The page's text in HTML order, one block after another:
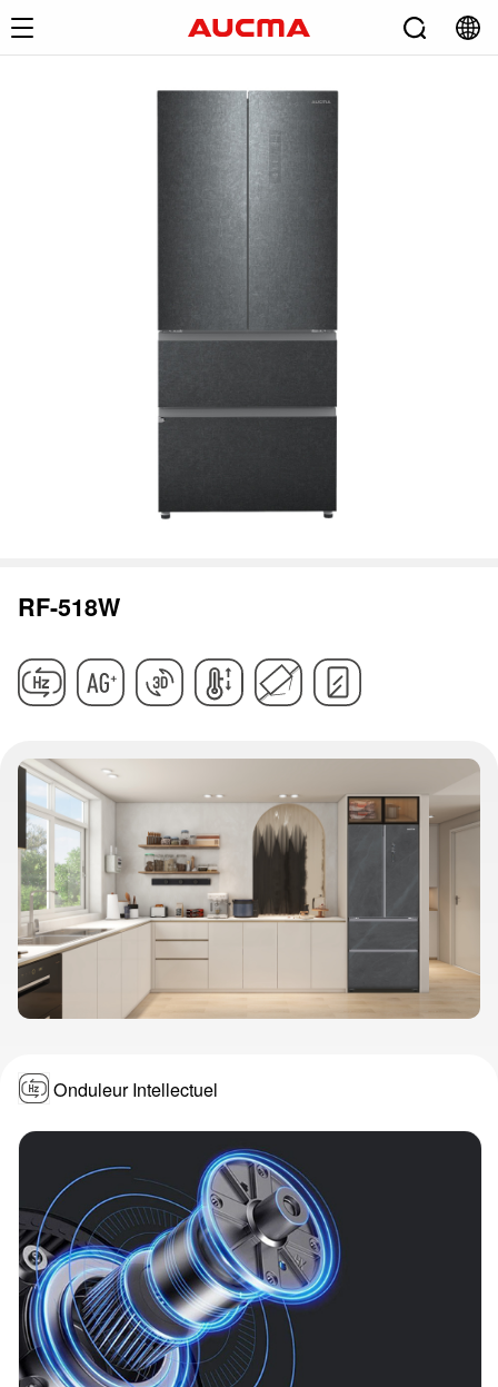
RF-518W
Onduleur Intellectuel